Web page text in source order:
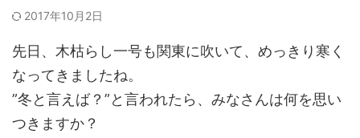
2017年10月2日
先日、木枯らし一号も関東に吹いて、めっきり寒く
なってきましたね。
”冬と言えば？”と言われたら、みなさんは何を思い
つきますか？